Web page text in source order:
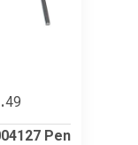
49
Pen